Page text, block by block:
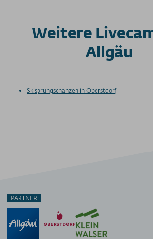
Weitere
Allgäu
Skisprungschanzen in Oberstdorf
PARTNER